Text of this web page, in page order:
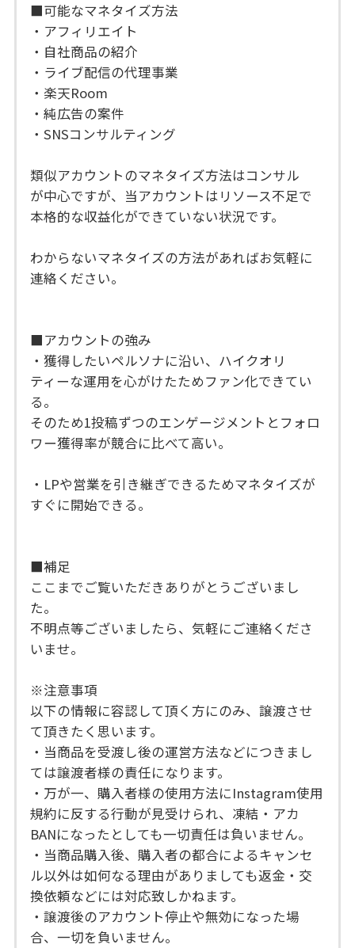
■可能なマネタイズ方法
・アフィリエイト
・自社商品の紹介
・ライブ配信の代理事業
・楽天Room
・純広告の案件
・SNSコンサルティング
類似アカウントのマネタイズ方法はコンサル
が中心ですが、当アカウントはリソース不足で
本格的な収益化ができていない状況です。
わからないマネタイズの方法があればお気軽に
連絡ください。
■アカウントの強み
・獲得したいペルソナに沿い、ハイクオリ
ティーな運用を心がけたためファン化できてい
る。
そのため1投稿ずつのエンゲージメントとフォロ
ワー獲得率が競合に比べて高い。
・LPや営業を引き継ぎできるためマネタイズが
すぐに開始できる。
■補足
ここまでご覧いただきありがとうございまし
た。
不明点等ございましたら、気軽にご連絡くださ
いませ。
※注意事項
以下の情報に容認して頂く方にのみ、譲渡させ
て頂きたく思います。
・当商品を受渡し後の運営方法などにつきまし
ては譲渡者様の責任になります。
・万が一、購入者様の使用方法にInstagram使用
規約に反する行動が見受けられ、凍結・アカ
BANになったとしても一切責任は負いません。
・当商品購入後、購入者の都合によるキャンセ
ル以外は如何なる理由がありましても返金・交
換依頼などには対応致しかねます。
・譲渡後のアカウント停止や無効になった場
合、一切を負いません。